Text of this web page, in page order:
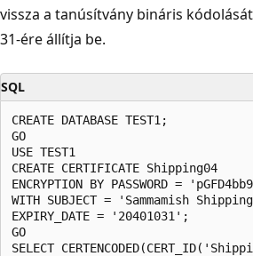
vissza a tanúsítvány bináris
31-ére állítja be.
SQL
CREATE DATABASE TEST1;
GO
USE TEST1
CREATE CERTIFICATE Shipping04
ENCRYPTION BY PASSWORD =
WITH SUBJECT = 'Sammamish
EXPIRY_DATE = '20401031';
GO
SELECT